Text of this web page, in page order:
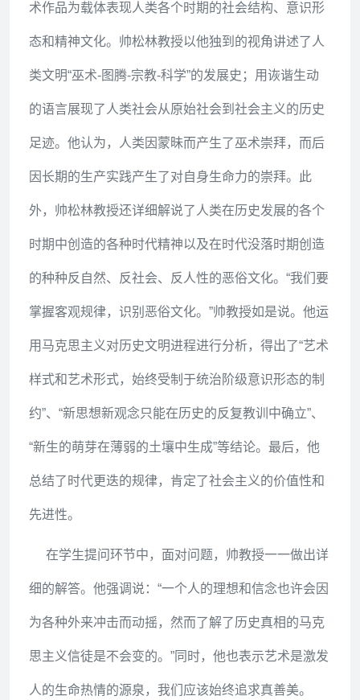
在主持人介绍过后，帅松林教授走上讲台。首先，
他向大家展示了数幅艺术作品和相关视频，试图以艺
术作品为载体表现人类各个时期的社会结构、意识形
态和精神文化。帅松林教授以他独到的视角讲述了人
类文明“巫术-图腾-宗教-科学”的发展史；用诙谐生动
的语言展现了人类社会从原始社会到社会主义的历史
足迹。他认为，人类因蒙昧而产生了巫术崇拜，而后
因长期的生产实践产生了对自身生命力的崇拜。此
外，帅松林教授还详细解说了人类在历史发展的各个
时期中创造的各种时代精神以及在时代没落时期创造
的种种反自然、反社会、反人性的恶俗文化。“我们要
掌握客观规律，识别恶俗文化。”帅教授如是说。他运
用马克思主义对历史文明进程进行分析，得出了“艺术
样式和艺术形式，始终受制于统治阶级意识形态的制
约”、“新思想新观念只能在历史的反复教训中确立”、
“新生的萌芽在薄弱的土壤中生成”等结论。最后，他
总结了时代更迭的规律，肯定了社会主义的价值性和